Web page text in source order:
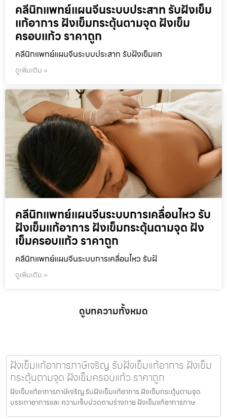
คลีนิกแพทย์แผนจีนระบบประสาท รับฝังเข็ม
แก้อาการ ฝังเข็มกระตุ้นตามจุด ฝังเข็ม
ครอบแก้ว ราคาถูก
คลีนิกแพทย์แผนจีนระบบประสาท รับฝังเข็มแก
ดูเพิ่มเติม »
คลีนิกแพทย์แผนจีนระบบการเคลื่อนไหว รับ
ฝังเข็มแก้อาการ ฝังเข็มกระตุ้นตามจุด ฝัง
เข็มครอบแก้ว ราคาถูก
คลีนิกแพทย์แผนจีนระบบการเคลื่อนไหว รับฝั
ดูเพิ่มเติม »
ดูบทความทั้งหมด
ฝังเข็มแก้อาการภาษีเจริญ รับฝังเข็มแก้อาการ ฝังเข็ม
กระตุ้นตามจุด ฝังเข็มครอบแก้ว ราคาถูก
ฝังเข็มแก้อาการภาษีเจริญ รับฝังเข็มแก้อาการ ฝังเข็มกระตุ้นตามจุด
บรรเทาอาการและ ความเจ็บปวดตามร่างกาย ฝังเข็มแก้อาการภาษ